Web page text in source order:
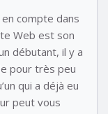
compte dans
Web est son
débutant, il y a
pour très peu
qui a déjà eu
peut vous